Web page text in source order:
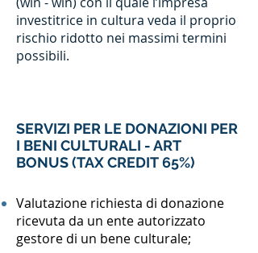
investitrice in cultura veda il proprio
rischio ridotto nei massimi termini
possibili.
SERVIZI PER LE DONAZIONI PER
I BENI CULTURALI - ART
BONUS (TAX CREDIT 65%)
Valutazione richiesta di donazione
ricevuta da un ente autorizzato
gestore di un bene culturale;